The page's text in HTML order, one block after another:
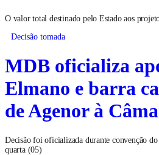
O valor total destinado pelo Estado aos
Decisão tomada
MDB oficializa
Elmano e barra
de Agenor à
Decisão foi oficializada durante convenção
quarta (05)